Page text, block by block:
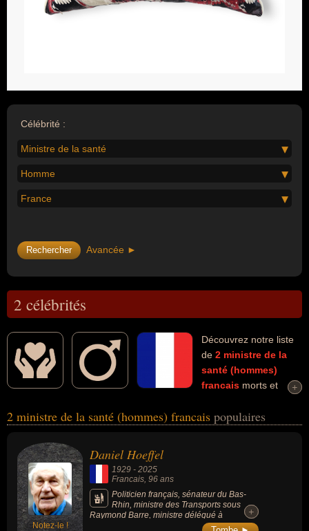
Célébrité :
Ministre de la santé
Homme
France
Avancée ►
2 célébrités
Découvrez notre liste
de 2 ministre de la
santé (hommes)
francais morts et
personnalités (de sexe masculin) peuvent avoir des liens variés
l'ump, du parti communiste français, du parti socialiste ou de la
politique de gauche. Ces célébrités peuvent également avoir été
conseiller général, homme d'état, maire, ministre, sénateur,
communiste, homme politique, ministre de l'emploi ou socialiste.
+
+
2 ministre de la santé (hommes) francais populaires
Notez-le !
Daniel Hoeffel
1929 - 2025
Francais, 96 ans
Politicien français, sénateur du Bas-
Rhin, ministre des Transports sous
Raymond Barre, ministre délégué à
l’Aménagement du territoire sous Édouard
+
+